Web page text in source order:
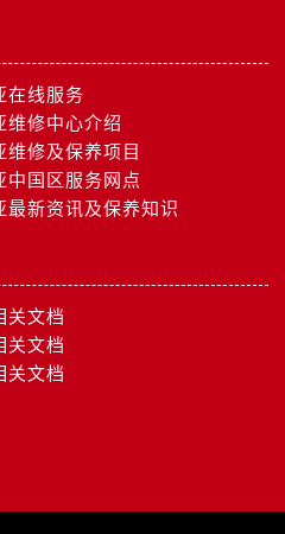
在线服务
维修中心介绍
维修及保养项目
中国区服务网点
最新资讯及保养知识
关文档
关文档
关文档